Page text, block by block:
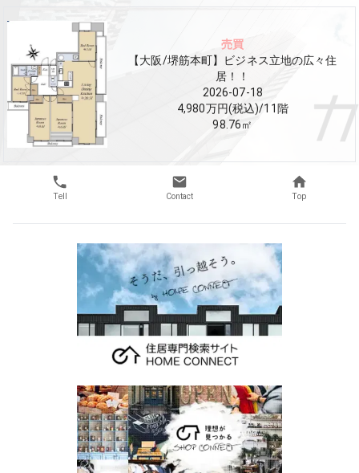
売買
【大阪/堺筋本町】ビジネス立地の広々住
居！！
2026-07-18
4,980万円(税込)/11 階
98.76㎡
Tell Contact Top